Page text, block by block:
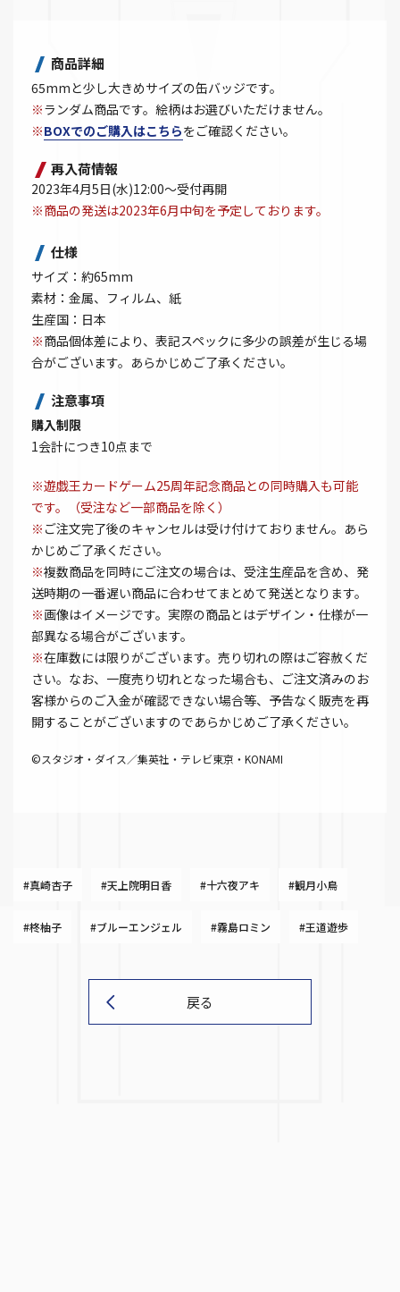
商品詳細
65mmと少し大きめサイズの缶バッジです。
※ランダム商品です。絵柄はお選びいただけません。
※BOXでのご購入はこちらをご確認ください。
再入荷情報
2023年4月5日(水)12:00～受付再開
※商品の発送は2023年6月中旬を予定しております。
仕様
サイズ：約65mm
素材：金属、フィルム、紙
生産国：日本
※商品個体差により、表記スペックに多少の誤差が生じる場
合がございます。あらかじめご了承ください。
注意事項
購入制限
1会計につき10点まで
※遊戯王カードゲーム25周年記念商品との同時購入も可能
です。（受注など一部商品を除く）
※ ご注文完了後のキャンセルは受け付けておりません。あら
かじめご了承ください。
※複数商品を同時にご注文の場合は、受注生産品を含め、発
送時期の一番遅い商品に合わせてまとめて発送となります。
※画像はイメージです。実際の商品とはデザイン・仕様が一
部異なる場合がございます。
※在庫数には限りがございます。売り切れの際はご容赦くだ
さい。なお、一度売り切れとなった場合も、ご注文済みのお
客様からのご入金が確認できない場合等、予告なく販売を再
開することがございますのであらかじめご了承ください。
©スタジオ・ダイス／集英社・テレビ東京・KONAMI
#真崎杏子 #天上院明日香 #十六夜アキ #観月小鳥
#柊柚子 #ブルーエンジェル #霧島ロミン #王道遊歩
戻る